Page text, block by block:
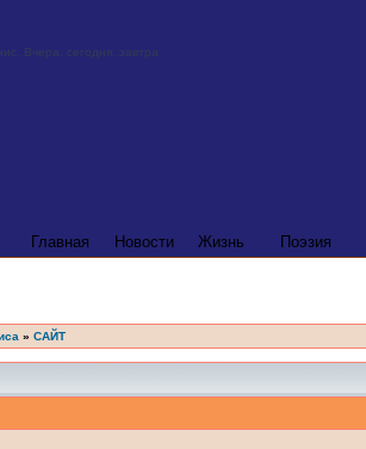
Главная Новости Жизнь Поэзия
» САЙТ